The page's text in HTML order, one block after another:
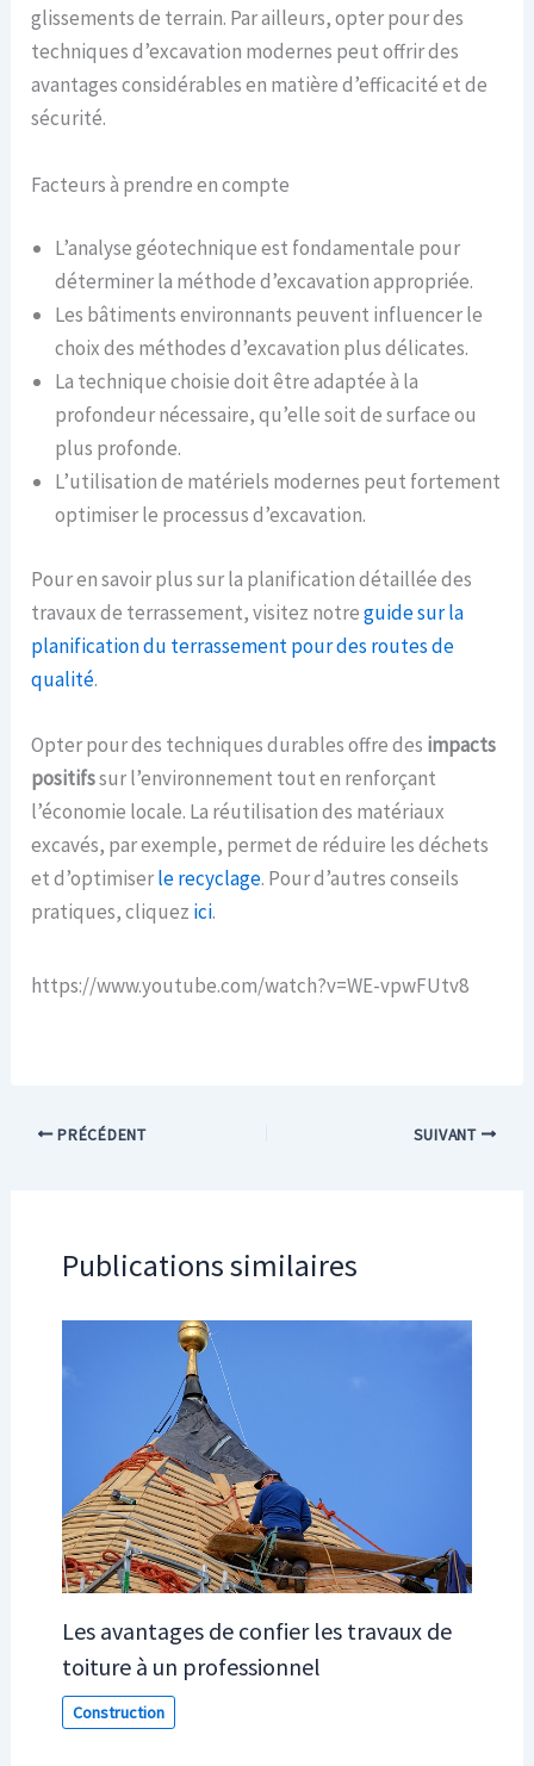
glissements de terrain. Par ailleurs, opter pour des
techniques d’excavation modernes peut offrir des
avantages considérables en matière d’efficacité et de
sécurité.
Facteurs à prendre en compte
L’analyse géotechnique est fondamentale pour
déterminer la méthode d’excavation appropriée.
Les bâtiments environnants peuvent influencer le
choix des méthodes d’excavation plus délicates.
La technique choisie doit être adaptée à la
profondeur nécessaire, qu’elle soit de surface ou
plus profonde.
L’utilisation de matériels modernes peut fortement
optimiser le processus d’excavation.
Pour en savoir plus sur la planification détaillée des
travaux de terrassement, visitez notreguide sur la
planification du terrassement pour des routes de
qualité.
Opter pour des techniques durables offre des impacts
positifssur l’environnement tout en renforçant
l’économie locale. La réutilisation des matériaux
excavés, par exemple, permet de réduire les déchets
et d’optimiserle recyclage. Pour d’autres conseils
pratiques, cliquez ici.
https://www.youtube.com/watch?v=WE-vpwFUtv8
PRÉCÉDENT SUIVANT
Publications similaires
Les avantages de confier les travaux de
toiture à un professionnel
Construction